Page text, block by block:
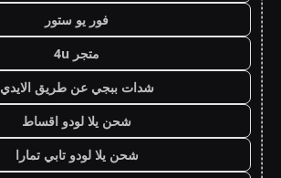
فور يو ستور
متجر 4u
شدات ببجي عن طريق الايدي
شحن يلا لودو اقساط
شحن يلا لودو تابي تمارا